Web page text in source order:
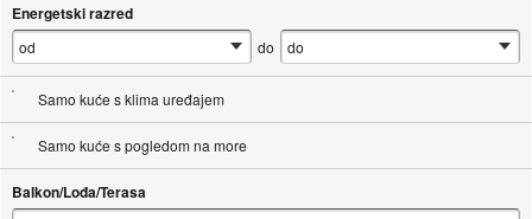
Energetski razred
do
Samo kuće s klima uređajem
Samo kuće s pogledom na more
Balkon/Lođa/Terasa